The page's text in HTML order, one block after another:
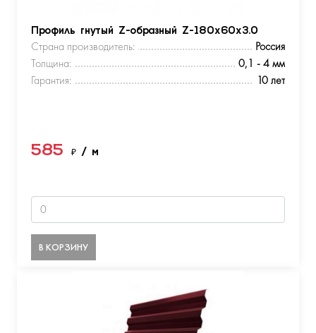
Профиль гнутый Z-образный Z-180х60х3.0
Страна производитель:
Россия
Толщина:
0,1 - 4 мм
Гарантия:
10 лет
585 ₽ / м
В КОРЗИНУ